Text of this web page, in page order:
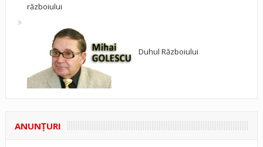
războiului
Duhul Războiului
ANUNŢURI